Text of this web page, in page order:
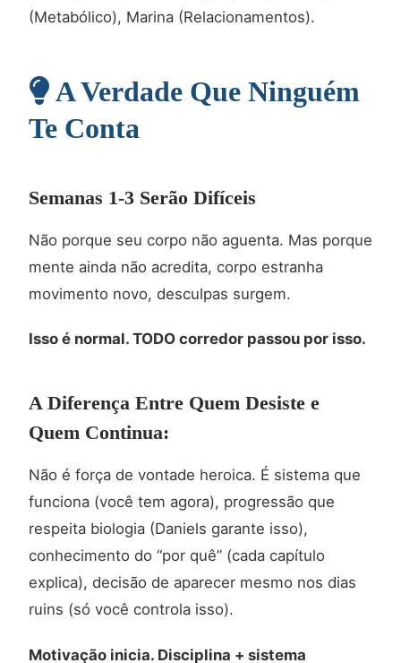
(Metabólico), Marina (Relacionamentos).
A Verdade Que Ninguém
Te Conta
Semanas 1-3 Serão Difíceis
Não porque seu corpo não aguenta. Mas porque
mente ainda não acredita, corpo estranha
movimento novo, desculpas surgem.
Isso é normal. TODO corredor passou por isso.
A Diferença Entre Quem Desiste e
Quem Continua:
Não é força de vontade heroica. É sistema que
funciona (você tem agora), progressão que
respeita biologia (Daniels garante isso),
conhecimento do “por quê” (cada capítulo
explica), decisão de aparecer mesmo nos dias
ruins (só você controla isso).
Motivação inicia. Disciplina + sistema